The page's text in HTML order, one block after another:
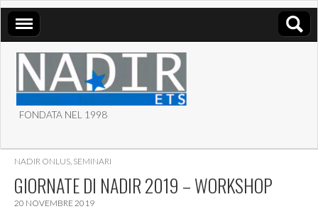
ASSOCIAZIONE NADIR
ETS
FONDATA NEL 1998
NADIR ONLUS, SEMINARI
GIORNATE DI NADIR 2019 – WORKSHOP
20 NOVEMBRE 2019